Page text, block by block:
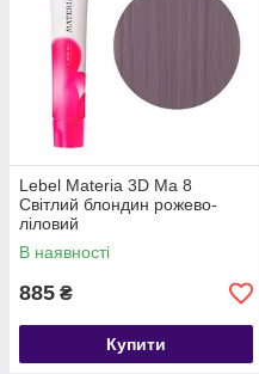
Lebel Materia 3D Ma 8
Світлий блондин рожево-
ліловий
В наявності
885 ₴
Купити